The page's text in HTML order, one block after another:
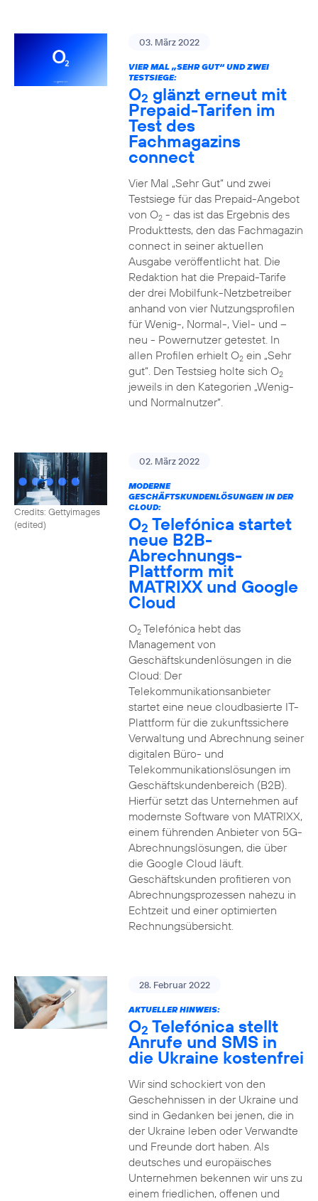
03. März 2022
VIER MAL „SEHR GUT“ UND ZWEI
TESTSIEGE:
O2 glänzt erneut mit
Prepaid-Tarifen im
Test des
Fachmagazins
connect
Vier Mal „Sehr Gut“ und zwei
Testsiege für das Prepaid-Angebot
von O2- das ist das Ergebnis des
Produkttests, den das Fachmagazin
connect in seiner aktuellen
Ausgabe veröffentlicht hat. Die
Redaktion hat die Prepaid-Tarife
der drei Mobilfunk-Netzbetreiber
anhand von vier Nutzungsprofilen
für Wenig-, Normal-, Viel- und –
neu - Powernutzer getestet. In
allen Profilen erhielt O2ein „Sehr
gut“. Den Testsieg holte sich O2
jeweils in den Kategorien „Wenig-
und Normalnutzer“.
Credits: Gettyimages
(edited)
02. März 2022
MODERNE
GESCHÄFTSKUNDENLÖSUNGEN IN DER
CLOUD:
O2 Telefónica startet
neue B2B-
Abrechnungs-
Plattform mit
MATRIXX und Google
Cloud
O2Telefónica hebt das
Management von
Geschäftskundenlösungen in die
Cloud: Der
Telekommunikationsanbieter
startet eine neue cloudbasierte IT-
Plattform für die zukunftssichere
Verwaltung und Abrechnung seiner
digitalen Büro- und
Telekommunikationslösungen im
Geschäftskundenbereich (B2B).
Hierfür setzt das Unternehmen auf
modernste Software von MATRIXX,
einem führenden Anbieter von 5G-
Abrechnungslösungen, die über
die Google Cloud läuft.
Geschäftskunden profitieren von
Abrechnungsprozessen nahezu in
Echtzeit und einer optimierten
Rechnungsübersicht.
28. Februar 2022
AKTUELLER HINWEIS:
O2 Telefónica stellt
Anrufe und SMS in
die Ukraine kostenfrei
Wir sind schockiert von den
Geschehnissen in der Ukraine und
sind in Gedanken bei jenen, die in
der Ukraine leben oder Verwandte
und Freunde dort haben. Als
deutsches und europäisches
Unternehmen bekennen wir uns zu
einem friedlichen, offenen und